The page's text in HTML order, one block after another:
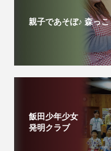
親子であそぼ♪ 森っこ
飯田少年少女
発明クラブ